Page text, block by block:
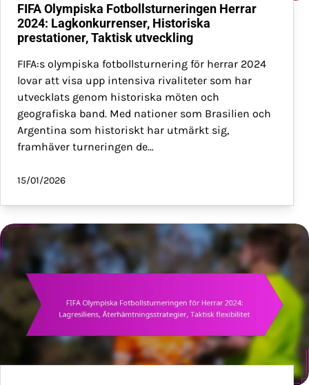
FIFA Olympiska Fotbollsturneringen Herrar
2024: Lagkonkurrenser, Historiska
prestationer, Taktisk utveckling
FIFA:s olympiska fotbollsturnering för herrar 2024
lovar att visa upp intensiva rivaliteter som har
utvecklats genom historiska möten och
geografiska band. Med nationer som Brasilien och
Argentina som historiskt har utmärkt sig,
framhäver turneringen de…
15/01/2026